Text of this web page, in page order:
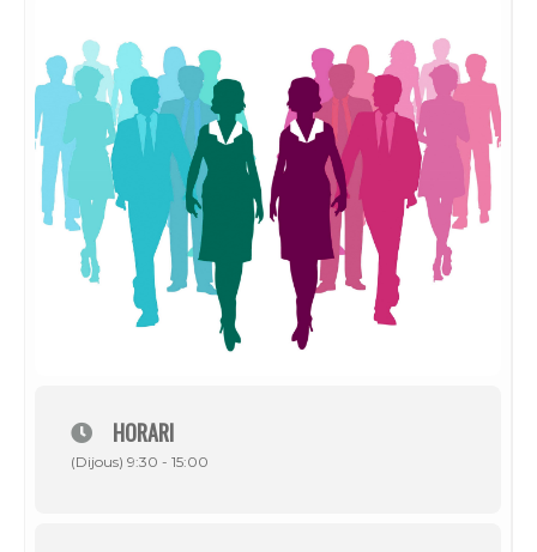
HORARI
(Dijous) 9:30 - 15:00